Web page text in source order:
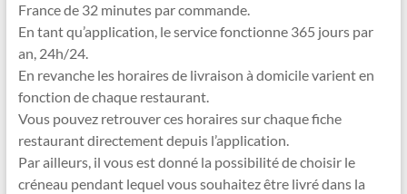
France de 32 minutes par commande.
En tant qu’application, le service fonctionne 365 jours par
an, 24h/24.
En revanche les horaires de livraison à domicile varient en
fonction de chaque restaurant.
Vous pouvez retrouver ces horaires sur chaque fiche
restaurant directement depuis l’application.
Par ailleurs, il vous est donné la possibilité de choisir le
créneau pendant lequel vous souhaitez être livré dans la